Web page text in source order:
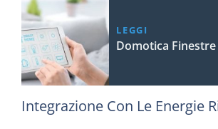
LEGGI
Domotica Finestre
Integrazione Con Le Energie